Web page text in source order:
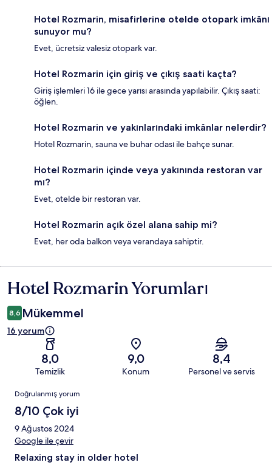
Hotel Rozmarin, misafirlerine otelde otopark imkânı
sunuyor mu?
Evet, ücretsiz valesiz otopark var.
Hotel Rozmarin için giriş ve çıkış saati kaçta?
Giriş işlemleri 16 ile gece yarısı arasında yapılabilir. Çıkış saati:
öğlen.
Hotel Rozmarin ve yakınlarındaki imkânlar nelerdir?
Hotel Rozmarin, sauna ve buhar odası ile bahçe sunar.
Hotel Rozmarin içinde veya yakınında restoran var
mı?
Evet, otelde bir restoran var.
Hotel Rozmarin açık özel alana sahip mi?
Evet, her oda balkon veya verandaya sahiptir.
Yorumlar
Hotel Rozmarin Yorumları
8,6 Mükemmel
16 yorum
8,0
Temizlik
9,0
Konum
8,4
Personel ve servis
Yorumlar
Doğrulanmış yorum
8/10 Çok iyi
9 Ağustos 2024
Google ile çevir
Relaxing stay in older hotel